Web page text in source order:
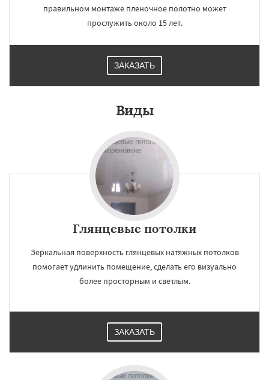
правильном монтаже пленочное полотно может
прослужить около 15 лет.
ЗАКАЗАТЬ
Виды
Глянцевые потолки
Зеркальная поверхность глянцевых натяжных потолков
помогает удлинить помещение, сделать его визуально
более просторным и светлым.
ЗАКАЗАТЬ